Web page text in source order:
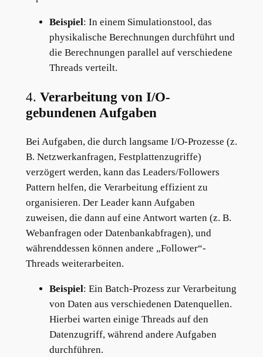
Beispiel: In einem Simulationstool, das
physikalische Berechnungen durchführt und
die Berechnungen parallel auf verschiedene
Threads verteilt.
4. Verarbeitung von I/O-
gebundenen Aufgaben
Bei Aufgaben, die durch langsame I/O-Prozesse (z.
B. Netzwerkanfragen, Festplattenzugriffe)
verzögert werden, kann das Leaders/Followers
Pattern helfen, die Verarbeitung effizient zu
organisieren. Der Leader kann Aufgaben
zuweisen, die dann auf eine Antwort warten (z. B.
Webanfragen oder Datenbankabfragen), und
währenddessen können andere „Follower“-
Threads weiterarbeiten.
Beispiel: Ein Batch-Prozess zur Verarbeitung
von Daten aus verschiedenen Datenquellen.
Hierbei warten einige Threads auf den
Datenzugriff, während andere Aufgaben
durchführen.